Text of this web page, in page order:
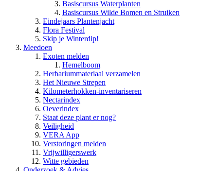
Basiscursus Waterplanten
Basiscursus Wilde Bomen en Struiken
Eindejaars Plantenjacht
Flora Festival
Skip je Winterdip!
Meedoen
Exoten melden
Hemelboom
Herbariummateriaal verzamelen
Het Nieuwe Strepen
Kilometerhokken-inventariseren
Nectarindex
Oeverindex
Staat deze plant er nog?
Veiligheid
VERA App
Verstoringen melden
Vrijwilligerswerk
Witte gebieden